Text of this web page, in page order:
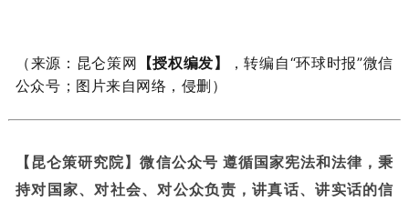
（来源：昆仑策网 【授权编发】 ，转编自“环球时报”微信
公众号；图片来自网络，侵删）
【昆仑策研究院】微信公众号 遵循国家宪法和法律，秉
持对国家、对社会、对公众负责，讲真话、讲实话的信